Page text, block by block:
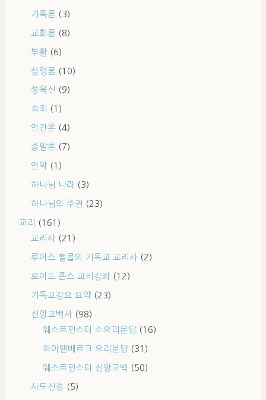
기독론 (3)
교회론 (8)
부활 (6)
성령론 (10)
성육신 (9)
속죄 (1)
인간론 (4)
종말론 (7)
언약 (1)
하나님 나라 (3)
하나님의 주권 (23)
교리
(161)
교리사 (21)
루이스 뻘콥의 기독교 교리사 (2)
로이드 존스 교리강좌 (12)
기독교강요 요약 (23)
신앙고백서
(98)
웨스트민스터 소요리문답(16)
하이델베르크 요리문답(31)
웨스트민스터 신앙고백 (50)
사도신경 (5)